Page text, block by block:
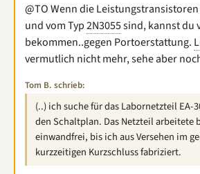
@TO Wenn die
und vom Typ2N3055sind, kannst du
bekommen..gegen Portoerstattung.
vermutlich nicht mehr, sehe aber
Tom B. schrieb:
(..) ich suche für das Labornetzteil EA-
den Schaltplan. Das Netzteil arbeitete
einwandfrei, bis ich aus Versehen im
kurzzeitigen Kurzschluss fabriziert.